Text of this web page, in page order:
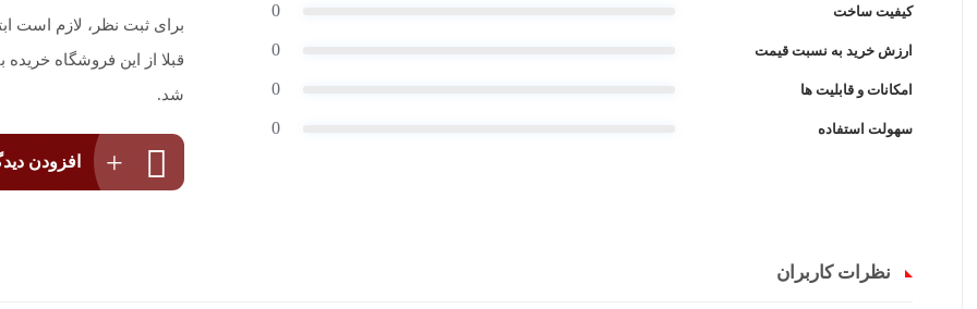
کیفیت ساخت 0
ارزش خرید به نسبت قیمت 0
امکانات و قابلیت ها 0
سهولت استفاده 0
برای ثبت نظر، لازم است
قبلا از این فروشگاه
شد.
افزودن
نظرات کاربران